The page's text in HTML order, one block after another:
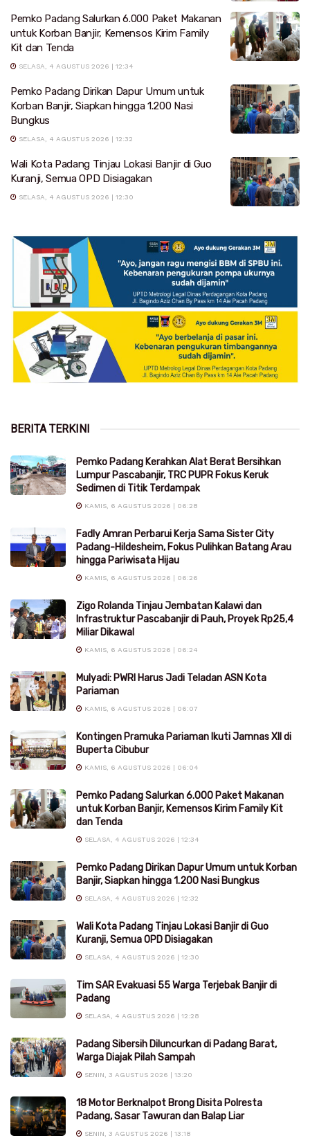
Pemko Padang Salurkan 6.000 Paket Makanan
untuk Korban Banjir, Kemensos Kirim Family
Kit dan Tenda
SELASA, 4 AGUSTUS 2026 | 12:34
Pemko Padang Dirikan Dapur Umum untuk
Korban Banjir, Siapkan hingga 1.200 Nasi
Bungkus
SELASA, 4 AGUSTUS 2026 | 12:32
Wali Kota Padang Tinjau Lokasi Banjir di Guo
Kuranji, Semua OPD Disiagakan
SELASA, 4 AGUSTUS 2026 | 12:30
BERITA TERKINI
Pemko Padang Kerahkan Alat Berat Bersihkan
Lumpur Pascabanjir, TRC PUPR Fokus Keruk
Sedimen di Titik Terdampak
KAMIS, 6 AGUSTUS 2026 | 06:28
Fadly Amran Perbarui Kerja Sama Sister City
Padang-Hildesheim, Fokus Pulihkan Batang Arau
hingga Pariwisata Hijau
KAMIS, 6 AGUSTUS 2026 | 06:26
Zigo Rolanda Tinjau Jembatan Kalawi dan
Infrastruktur Pascabanjir di Pauh, Proyek Rp25,4
Miliar Dikawal
KAMIS, 6 AGUSTUS 2026 | 06:24
Mulyadi: PWRI Harus Jadi Teladan ASN Kota
Pariaman
KAMIS, 6 AGUSTUS 2026 | 06:07
Kontingen Pramuka Pariaman Ikuti Jamnas XII di
Buperta Cibubur
KAMIS, 6 AGUSTUS 2026 | 06:04
Pemko Padang Salurkan 6.000 Paket Makanan
untuk Korban Banjir, Kemensos Kirim Family Kit
dan Tenda
SELASA, 4 AGUSTUS 2026 | 12:34
Pemko Padang Dirikan Dapur Umum untuk Korban
Banjir, Siapkan hingga 1.200 Nasi Bungkus
SELASA, 4 AGUSTUS 2026 | 12:32
Wali Kota Padang Tinjau Lokasi Banjir di Guo
Kuranji, Semua OPD Disiagakan
SELASA, 4 AGUSTUS 2026 | 12:30
Tim SAR Evakuasi 55 Warga Terjebak Banjir di
Padang
SELASA, 4 AGUSTUS 2026 | 12:28
Padang Sibersih Diluncurkan di Padang Barat,
Warga Diajak Pilah Sampah
SENIN, 3 AGUSTUS 2026 | 13:20
18 Motor Berknalpot Brong Disita Polresta
Padang, Sasar Tawuran dan Balap Liar
SENIN, 3 AGUSTUS 2026 | 13:18